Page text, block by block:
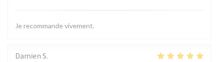
Je recommande vivement.
Damien S